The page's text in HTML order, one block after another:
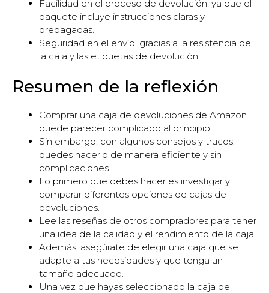
Facilidad en el proceso de devolución, ya que el
paquete incluye instrucciones claras y
prepagadas.
Seguridad en el envío, gracias a la resistencia de
la caja y las etiquetas de devolución.
Resumen de la reflexión
Comprar una caja de devoluciones de Amazon
puede parecer complicado al principio.
Sin embargo, con algunos consejos y trucos,
puedes hacerlo de manera eficiente y sin
complicaciones.
Lo primero que debes hacer es investigar y
comparar diferentes opciones de cajas de
devoluciones.
Lee las reseñas de otros compradores para tener
una idea de la calidad y el rendimiento de la caja.
Además, asegúrate de elegir una caja que se
adapte a tus necesidades y que tenga un
tamaño adecuado.
Una vez que hayas seleccionado la caja de